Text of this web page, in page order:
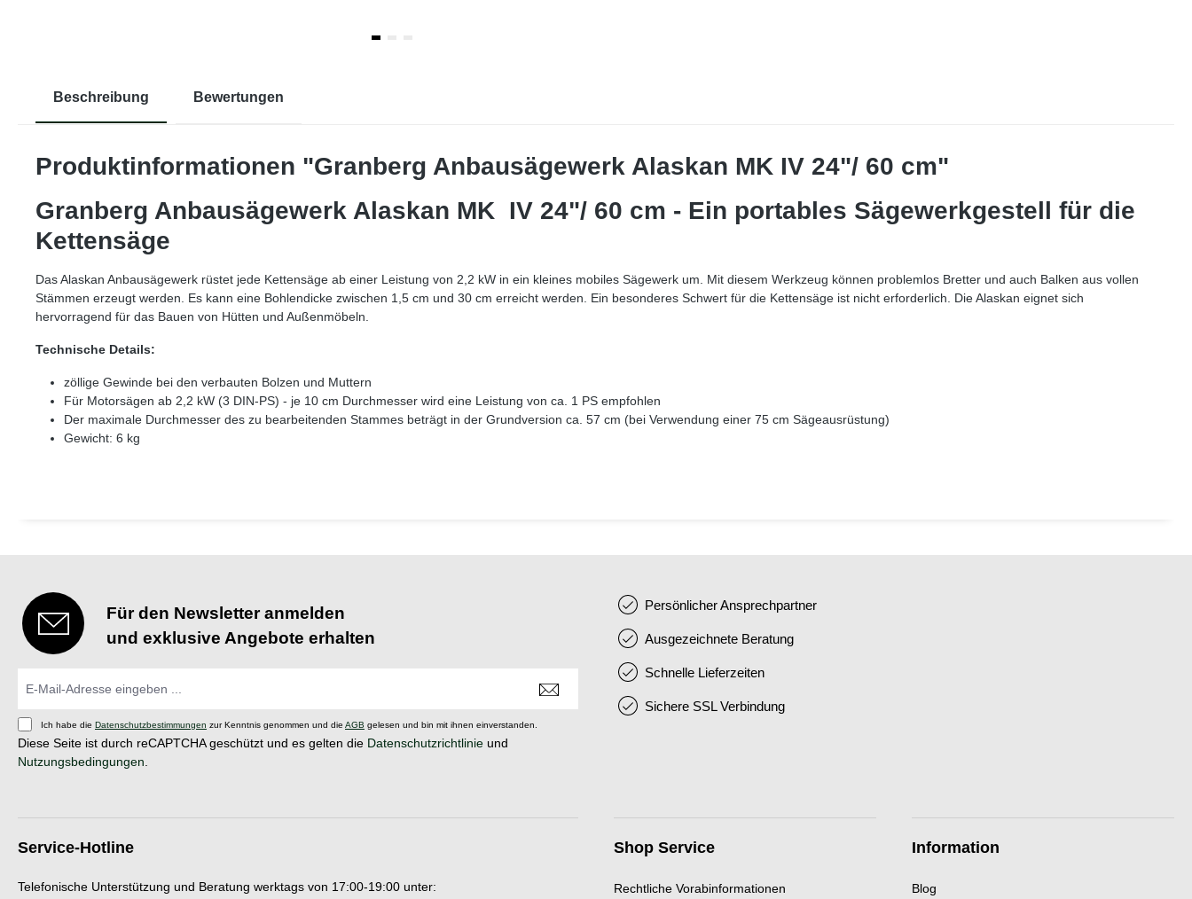
Beschreibung Bewertungen
Produktinformationen "Granberg Anbausägewerk Alaskan MK IV 24"/ 60 cm"
Granberg Anbausägewerk Alaskan MK IV 24"/ 60 cm - Ein portables Sägewerkgestell für die
Kettensäge
Das Alaskan Anbausägewerk rüstet jede Kettensäge ab einer Leistung von 2,2 kW in ein kleines mobiles Sägewerk um. Mit diesem Werkzeug können problemlos Bretter und auch Balken aus vollen
Stämmen erzeugt werden. Es kann eine Bohlendicke zwischen 1,5 cm und 30 cm erreicht werden. Ein besonderes Schwert für die Kettensäge ist nicht erforderlich. Die Alaskan eignet sich
hervorragend für das Bauen von Hütten und Außenmöbeln.
Technische Details:
zöllige Gewinde bei den verbauten Bolzen und Muttern
Für Motorsägen ab 2,2 kW (3 DIN-PS) - je 10 cm Durchmesser wird eine Leistung von ca. 1 PS empfohlen
Der maximale Durchmesser des zu bearbeitenden Stammes beträgt in der Grundversion ca. 57 cm (bei Verwendung einer 75 cm Sägeausrüstung)
Gewicht: 6 kg
Für den Newsletter anmelden
und exklusive Angebote erhalten
Ich habe die Datenschutzbestimmungen zur Kenntnis genommen und die AGB gelesen und bin mit ihnen einverstanden.
Diese Seite ist durch reCAPTCHA geschützt und es gelten die Datenschutzrichtlinie und
Nutzungsbedingungen
Persönlicher Ansprechpartner
Ausgezeichnete Beratung
Schnelle Lieferzeiten
Sichere SSL Verbindung
Service-Hotline
Telefonische Unterstützung und Beratung werktags von 17:00-19:00 unter:
Shop Service
Rechtliche Vorabinformationen
Information
Blog